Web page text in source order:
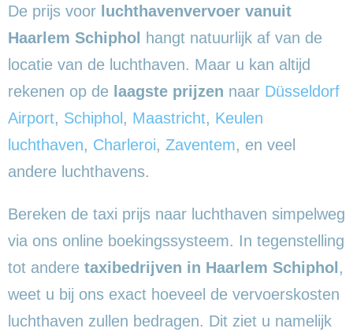
De prijs voor luchthavenvervoer vanuit
Haarlem Schiphol
hangt natuurlijk af van de
locatie van de luchthaven. Maar u kan altijd
rekenen op de laagste prijzen naar Düsseldorf
Airport, Schiphol , Maastricht, Keulen
luchthaven, Charleroi, Zaventem, en veel
andere luchthavens.
Bereken de taxi prijs naar luchthaven simpelweg
via ons online boekingssysteem. In tegenstelling
tot andere taxibedrijven in Haarlem Schiphol ,
weet u bij ons exact hoeveel de vervoerskosten
luchthaven zullen bedragen. Dit ziet u namelijk